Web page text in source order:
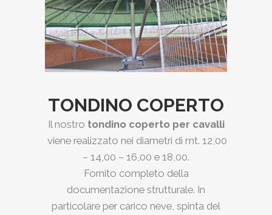
TONDINO COPERTO
Il nostro tondino coperto per cavalli
viene realizzato nei diametri di mt. 12,00
– 14,00 – 16,00 e 18,00.
Fornito completo della
documentazione strutturale. In
particolare per carico neve, spinta del